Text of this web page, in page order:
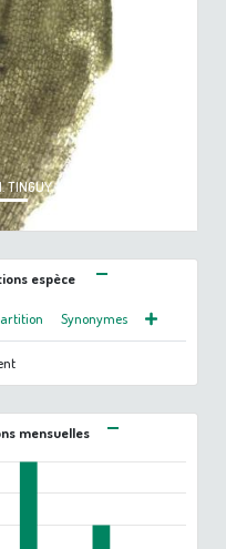
- CC BY-NC-SA - INPN
espèce
Synonymes
mensuelles